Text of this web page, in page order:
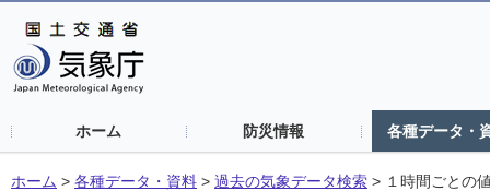
ホーム 防災情報 各種データ・
ホーム > 各種データ・資料 > 過去の気象データ検索 > １時間ごとの